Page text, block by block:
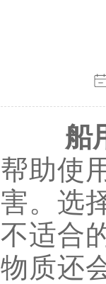
船
帮助使
害。选
不适合
物质还